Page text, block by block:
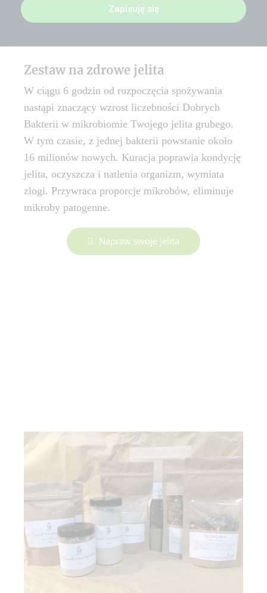
Zapisuję się
Zestaw na zdrowe jelita
W ciągu 6 godzin od rozpoczęcia spożywania
nastąpi znaczący wzrost liczebności Dobrych
Bakterii w mikrobiomie Twojego jelita grubego.
W tym czasie, z jednej bakterii powstanie około
16 milionów nowych. Kuracja poprawia kondycję
jelita, oczyszcza i natlenia organizm, wymiata
złogi. Przywraca proporcje mikrobów, eliminuje
mikroby patogenne.
Napraw swoje jelita